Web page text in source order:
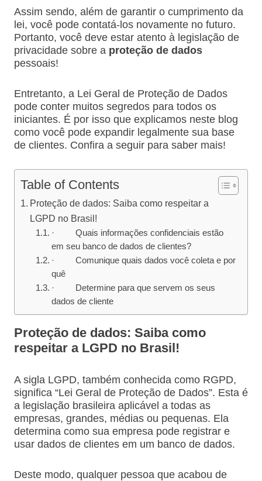
Assim sendo, além de garantir o cumprimento da
lei, você pode contatá-los novamente no futuro.
Portanto, você deve estar atento à legislação de
privacidade sobre a proteção de dados
pessoais!
Entretanto, a Lei Geral de Proteção de Dados
pode conter muitos segredos para todos os
iniciantes. É por isso que explicamos neste blog
como você pode expandir legalmente sua base
de clientes. Confira a seguir para saber mais!
Table of Contents
Proteção de dados: Saiba como respeitar a
LGPD no Brasil!
· Quais informações confidenciais estão
em seu banco de dados de clientes?
· Comunique quais dados você coleta e por
quê
· Determine para que servem os seus
dados de cliente
Proteção de dados: Saiba como
respeitar a LGPD no Brasil!
A sigla LGPD, também conhecida como RGPD,
significa “Lei Geral de Proteção de Dados”. Esta é
a legislação brasileira aplicável a todas as
empresas, grandes, médias ou pequenas. Ela
determina como sua empresa pode registrar e
usar dados de clientes em um banco de dados.
Deste modo, qualquer pessoa que acabou de